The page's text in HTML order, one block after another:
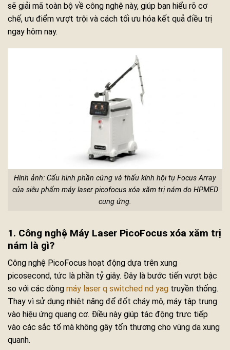
sẽ giải mã toàn bộ về công nghệ này, giúp bạn hiểu rõ cơ
chế, ưu điểm vượt trội và cách tối ưu hóa kết quả điều trị
ngay hôm nay.
Hình ảnh: Cấu hình phần cứng và thấu kính hội tụ Focus Array
của siêu phẩm máy laser picofocus xóa xăm trị nám do HPMED
cung ứng.
1. Công nghệ Máy Laser PicoFocus xóa xăm trị
nám là gì?
Công nghệ PicoFocus hoạt động dựa trên xung
picosecond, tức là phần tỷ giây. Đây là bước tiến vượt bậc
so với các dòng máy laser q switched nd yag truyền thống.
Thay vì sử dụng nhiệt năng để đốt cháy mô, máy tập trung
vào hiệu ứng quang cơ. Điều này giúp tác động trực tiếp
vào các sắc tố mà không gây tổn thương cho vùng da xung
quanh.